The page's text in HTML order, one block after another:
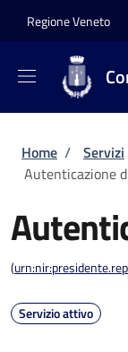
Regione Veneto
Briciole
Home / Servizi
Autenticazione
(
Servizio attivo